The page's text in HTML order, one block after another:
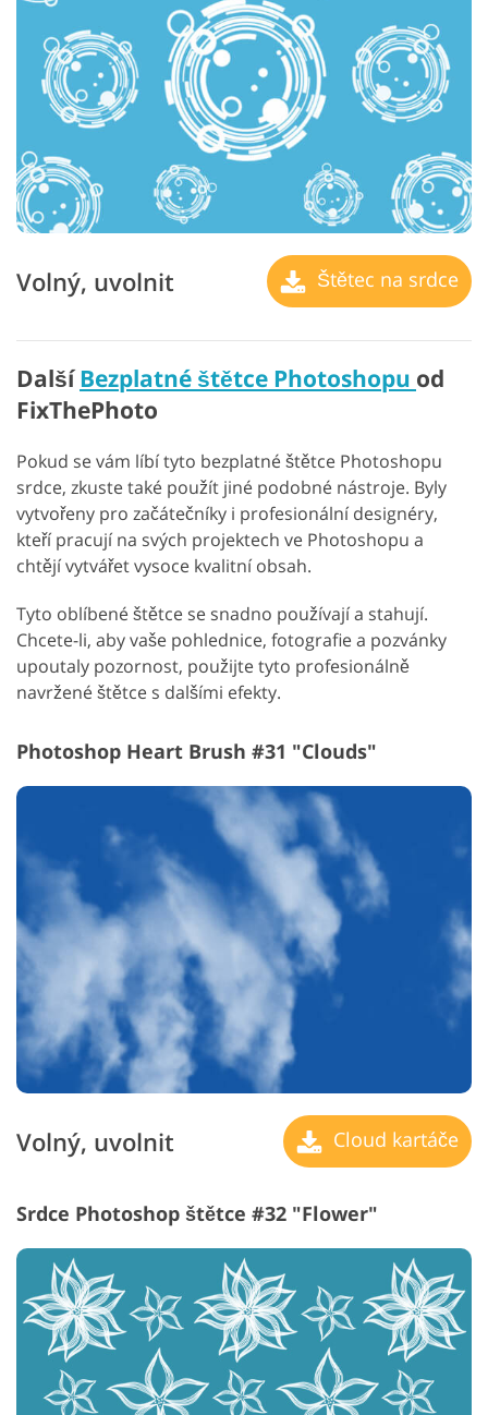
Volný, uvolnit Štětec na srdce
DalšíBezplatné štětce Photoshopu od
FixThePhoto
Pokud se vám líbí tyto bezplatné štětce Photoshopu
srdce, zkuste také použít jiné podobné nástroje. Byly
vytvořeny pro začátečníky i profesionální designéry,
kteří pracují na svých projektech ve Photoshopu a
chtějí vytvářet vysoce kvalitní obsah.
Tyto oblíbené štětce se snadno používají a stahují.
Chcete-li, aby vaše pohlednice, fotografie a pozvánky
upoutaly pozornost, použijte tyto profesionálně
navržené štětce s dalšími efekty.
Photoshop Heart Brush #31 "Clouds"
Volný, uvolnit Cloud kartáče
Srdce Photoshop štětce #32 "Flower"